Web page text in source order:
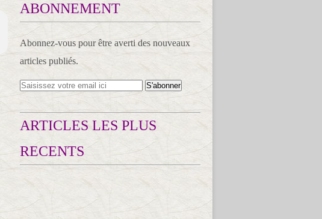
ABONNEMENT
Abonnez-vous pour être averti des nouveaux
articles publiés.
ARTICLES LES PLUS
RECENTS